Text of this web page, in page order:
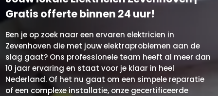
Gratis offerte binnen 24 uur!
Ben je op zoek naar een ervaren elektricien in
Zevenhoven die met jouw elektraproblemen aan de
slag gaat? Ons professionele team heeft al meer dan
10 jaar ervaring en staat voor je klaar in heel
Nederland. Of het nu gaat om een simpele reparatie
of een complexe installatie, onze gecertificeerde